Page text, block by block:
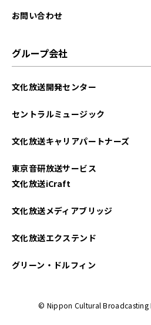
お問い合わせ
グループ会社
文化放送開発センター
セントラルミュージック
文化放送キャリアパートナーズ
東京音研放送サービス
文化放送iCraft
文化放送メディアブリッジ
文化放送エクステンド
グリーン・ドルフィン
© Nippon Cultural Broadcasting